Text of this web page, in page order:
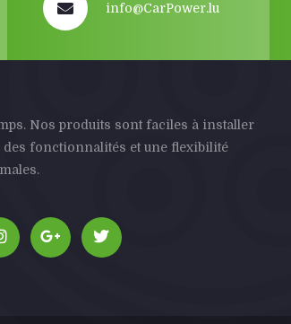
info@CarPower.lu
Nos produits sont faciles à installer
des fonctionnalités et une flexibilité